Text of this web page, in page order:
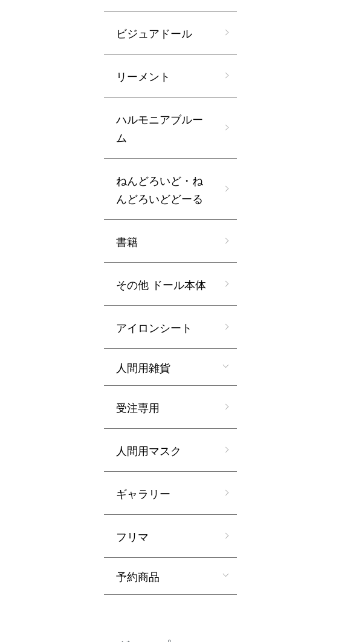
ビジュアドール
リーメント
ハルモニアブルー
ム
ねんどろいど・ね
んどろいどどーる
書籍
その他 ドール本体
アイロンシート
人間用雑貨
受注専用
人間用マスク
ギャラリー
フリマ
予約商品